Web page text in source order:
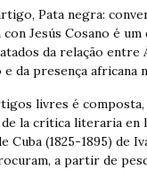
Pata negra:
Jesús Cosano é
da relação
e da presença africana
livres é
la crítica literaria en
Cuba (1825-1895) de
a partir de